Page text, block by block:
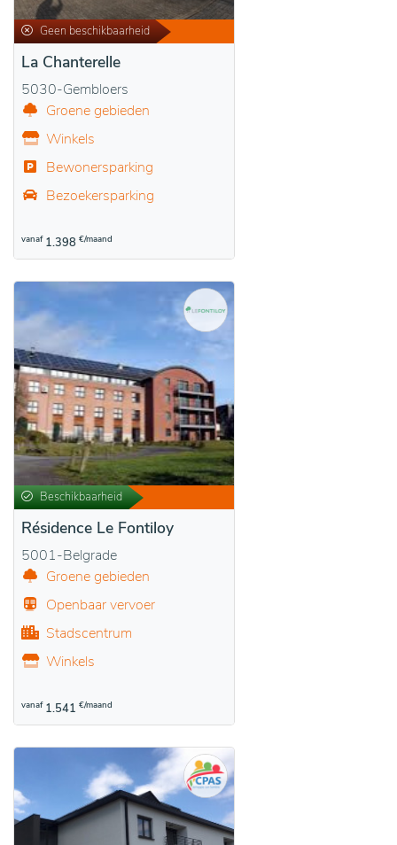
Geen beschikbaarheid
La Chanterelle
5030-Gembloers
Groene gebieden
Winkels
Bewonersparking
Bezoekersparking
vanaf 1.398 €/maand
Beschikbaarheid
Résidence Le Fontiloy
5001-Belgrade
Groene gebieden
Openbaar vervoer
Stadscentrum
Winkels
vanaf 1.541 €/maand